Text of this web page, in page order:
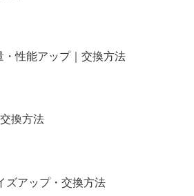
性能アップ｜交換方法
換方法
ズアップ・交換方法